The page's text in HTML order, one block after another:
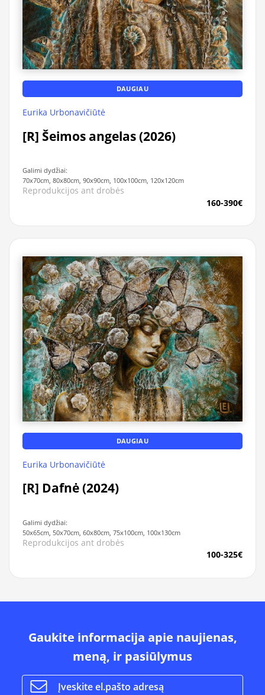
DAUGIAU
Eurika Urbonavičiūtė
[R] Šeimos angelas (2026)
Galimi dydžiai:
70x70cm, 80x80cm, 90x90cm, 100x100cm, 120x120cm
Reprodukcijos ant drobės
160-390€
DAUGIAU
Eurika Urbonavičiūtė
[R] Dafnė (2024)
Galimi dydžiai:
50x65cm, 50x70cm, 60x80cm, 75x100cm, 100x130cm
Reprodukcijos ant drobės
100-325€
Gaukite informacija apie naujienas,
meną, ir pasiūlymus